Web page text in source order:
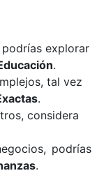
explorar
.
tal vez
.
considera
podrías
.